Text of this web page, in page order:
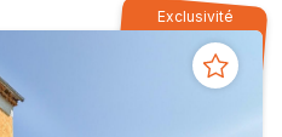
Exclusivité